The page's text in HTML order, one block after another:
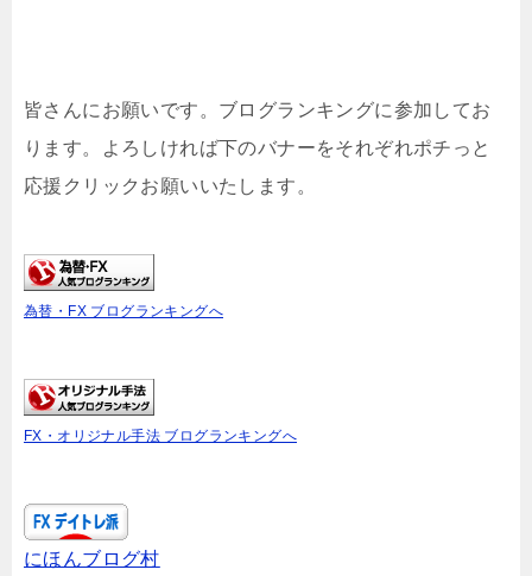
皆さんにお願いです。ブログランキングに参加してお
ります。よろしければ下のバナーをそれぞれポチっと
応援クリックお願いいたします。
為替・FX ブログランキングへ
FX・オリジナル手法 ブログランキングへ
にほんブログ村